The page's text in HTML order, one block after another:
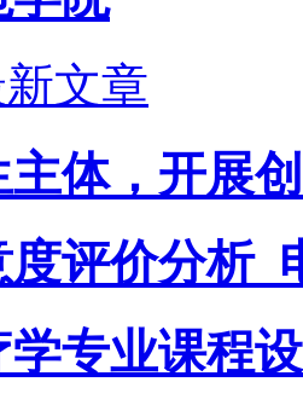
文章
体，开展
评价分析_
学专业课程